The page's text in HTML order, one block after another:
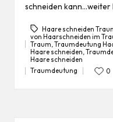
schneiden kann…weiter
Tags:
Haare schneiden
von Haarschneiden im
Traum Traumdeutung
Haare schneiden
Haare schneiden
Posted
Traumdeutung 0